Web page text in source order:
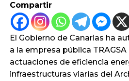
Compartir
El Gobierno de Canarias ha
a la empresa pública
actuaciones de eficiencia
infraestructuras viarias del